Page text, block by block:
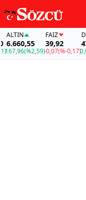
(%2,59)
FAİZ
39,92
-0,07(%-0,17)0,09